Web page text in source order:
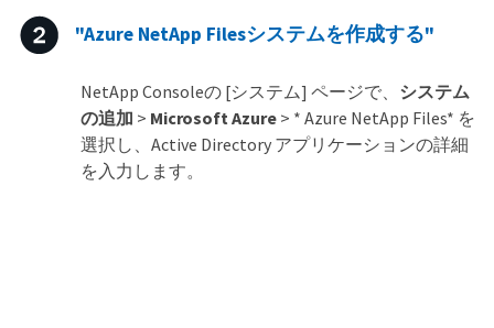
"Azure NetApp Filesシステムを作成する"
NetApp Consoleの [システム] ページで、 システム
の追加 > Microsoft Azure> * Azure NetApp Files* を
選択し、Active Directory アプリケーションの詳細
を入力します。